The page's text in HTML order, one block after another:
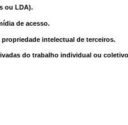
ou LDA).
de acesso.
intelectual de terceiros.
do trabalho individual ou